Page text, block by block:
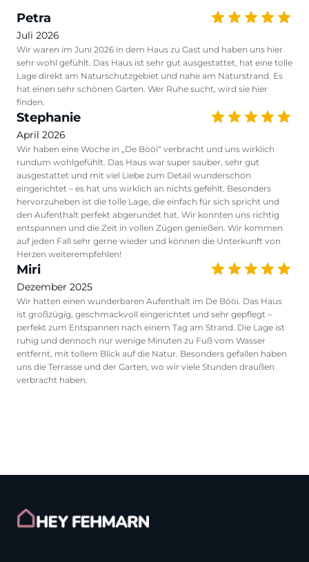
Petra
Juli 2026
Wir waren im Juni 2026 in dem Haus zu Gast und haben uns hier
sehr wohl gefühlt. Das Haus ist sehr gut ausgestattet, hat eine tolle
Lage direkt am Naturschutzgebiet und nahe am Naturstrand. Es
hat einen sehr schönen Garten. Wer Ruhe sucht, wird sie hier
finden.
Stephanie
April 2026
Wir haben eine Woche in „De Bööi“ verbracht und uns wirklich
rundum wohlgefühlt. Das Haus war super sauber, sehr gut
ausgestattet und mit viel Liebe zum Detail wunderschön
eingerichtet – es hat uns wirklich an nichts gefehlt. Besonders
hervorzuheben ist die tolle Lage, die einfach für sich spricht und
den Aufenthalt perfekt abgerundet hat. Wir konnten uns richtig
entspannen und die Zeit in vollen Zügen genießen. Wir kommen
auf jeden Fall sehr gerne wieder und können die Unterkunft von
Herzen weiterempfehlen!
Miri
Dezember 2025
Wir hatten einen wunderbaren Aufenthalt im De Bööi. Das Haus
ist großzügig, geschmackvoll eingerichtet und sehr gepflegt –
perfekt zum Entspannen nach einem Tag am Strand. Die Lage ist
ruhig und dennoch nur wenige Minuten zu Fuß vom Wasser
entfernt, mit tollem Blick auf die Natur. Besonders gefallen haben
uns die Terrasse und der Garten, wo wir viele Stunden draußen
verbracht haben.